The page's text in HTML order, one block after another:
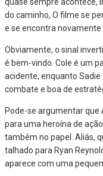
do caminho, O filme se
e se encontra novamente
Obviamente, o sinal
é bem-vindo. Cole é um
acidente, enquanto
combate e boa de
Pode-se argumentar que
para uma heroína de
também no papel. Aliás,
talhado para Ryan
aparece com uma